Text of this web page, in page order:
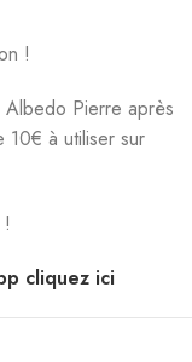
!
Albedo Pierre après
10€ à utiliser sur
cliquez ici